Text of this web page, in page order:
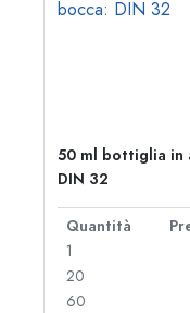
50 ml bottiglia in
DIN 32
Quantità
1
20
60